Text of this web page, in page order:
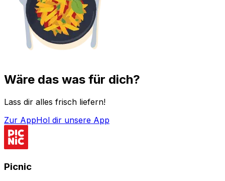
Wäre das was für dich?
Lass dir alles frisch liefern!
Zur AppHol dir unsere App
Picnic